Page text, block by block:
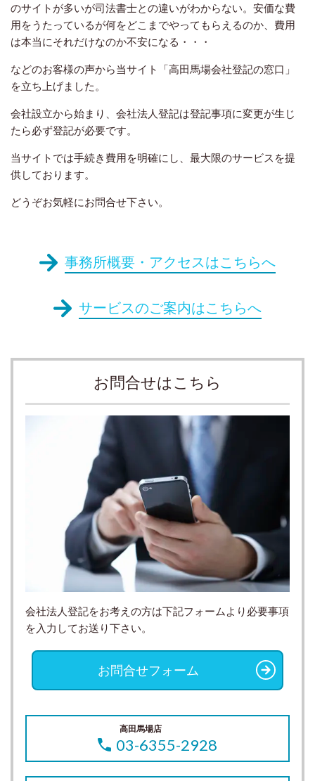
のサイトが多いが司法書士との違いがわからない。安価な費
用をうたっているが何をどこまでやってもらえるのか、費用
は本当にそれだけなのか不安になる・・・
などのお客様の声から当サイト「高田馬場会社登記の窓口」
を立ち上げました。
会社設立から始まり、会社法人登記は登記事項に変更が生じ
たら必ず登記が必要です。
当サイトでは手続き費用を明確にし、最大限のサービスを提
供しております。
どうぞお気軽にお問合せ下さい。
事務所概要・アクセスはこちらへ
サービスのご案内はこちらへ
お問合せはこちら
会社法人登記をお考えの方は下記フォームより必要事項
を入力してお送り下さい。
お問合せフォーム
高田馬場店
03-6355-2928